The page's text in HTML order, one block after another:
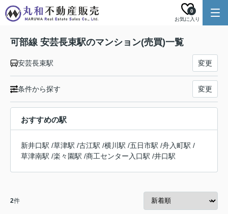
お気に入り
0
可部線 安芸長束駅のマンション(売買)一覧
安芸長束駅 変更
条件から探す 変更
おすすめの駅
新井口駅 /草津駅 /古江駅 /横川駅 /五日市駅 /舟入町駅 /
草津南駅 /楽々園駅 /商工センター入口駅 /井口駅
2件